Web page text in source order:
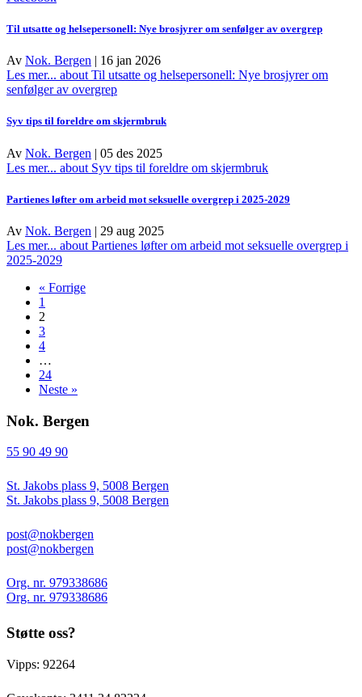
Til utsatte og helsepersonell: Nye brosjyrer om senfølger av overgrep
Av Nok. Bergen | 16 jan 2026
Les mer... about Til utsatte og helsepersonell: Nye brosjyrer om
senfølger av overgrep
Syv tips til foreldre om skjermbruk
Av Nok. Bergen | 05 des 2025
Les mer... about Syv tips til foreldre om skjermbruk
Partienes løfter om arbeid mot seksuelle overgrep i 2025-2029
Av Nok. Bergen | 29 aug 2025
Les mer... about Partienes løfter om arbeid mot seksuelle overgrep i
2025-2029
« Forrige
1
2
3
4
…
24
Neste »
Nok. Bergen
55 90 49 90
St. Jakobs plass 9, 5008 Bergen
St. Jakobs plass 9, 5008 Bergen
post@nokbergen
post@nokbergen
Org. nr. 979338686
Org. nr. 979338686
Støtte oss?
Vipps: 92264